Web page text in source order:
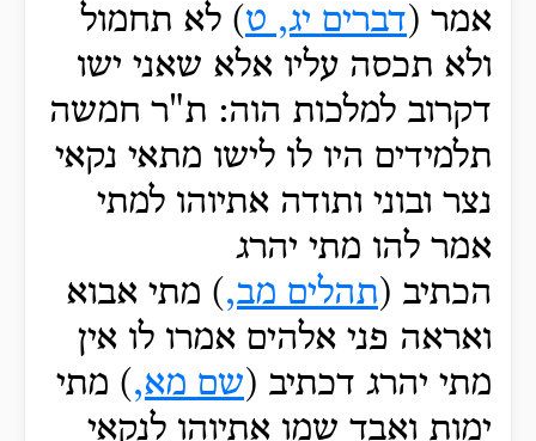
אמר (דברים יג, ט) לא תחמול
ולא תכסה עליו אלא שאני ישו
דקרוב למלכות הוה: ת"ר חמשה
תלמידים היו לו לישו מתאי נקאי
נצר ובוני ותודה אתיוהו למתי
אמר להו מתי יהרג
הכתיב (תהלים מב,) מתי אבוא
ואראה פני אלהים אמרו לו אין
מתי יהרג דכתיב (שם מא,) מתי
ימות ואבד שמו אתיוהו לנקאי